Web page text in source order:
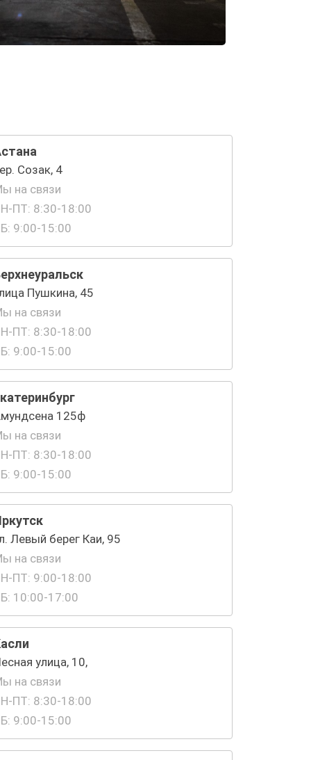
Созак, 4
на связи
ПТ: 8:30-18:00
9:00-15:00
Пушкина, 45
на связи
ПТ: 8:30-18:00
9:00-15:00
125ф
на связи
ПТ: 8:30-18:00
9:00-15:00
Левый берег Каи, 95
на связи
ПТ: 9:00-18:00
10:00-17:00
улица, 10,
на связи
ПТ: 8:30-18:00
9:00-15:00